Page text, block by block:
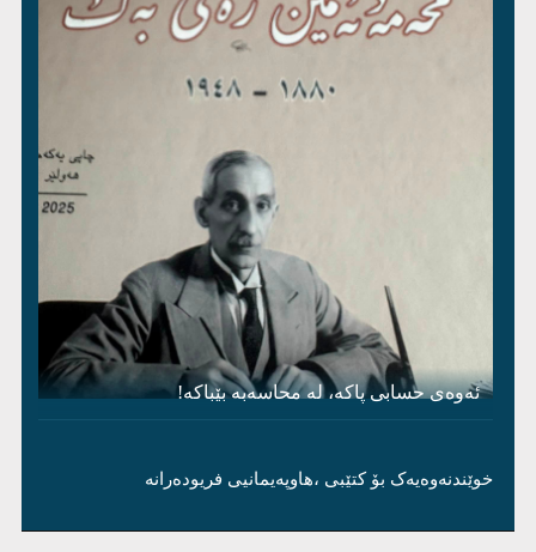
ئەوەی حسابی پاکە، لە محاسەبە بێباکە!
خوێندنەوەیەک بۆ کتێبی ،هاوپەیمانیی فریودەرانە